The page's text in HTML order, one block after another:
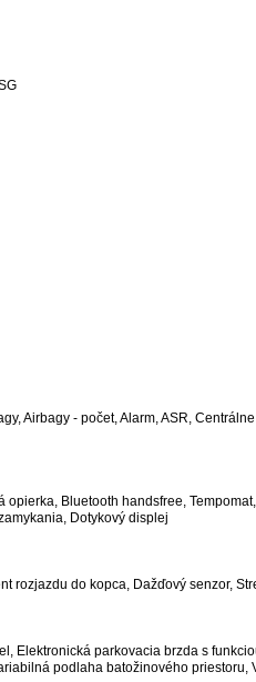
Airbagy - počet, Alarm, ASR,
opierka, Bluetooth handsfree,
Dotykový displej
rozjazdu do kopca, Dažďový senzor,
Elektronická parkovacia brzda s
podlaha batožinového